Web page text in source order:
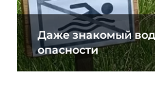
Даже знакомый
опасности